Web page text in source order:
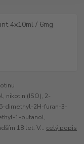
nikotin (ISO), 2-
dimethyl-2H-furan-3-
1-butanol,
18 let. V... celý popis